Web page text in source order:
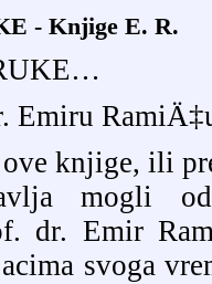
- Knjige E. R.
Emiru
knjige, ili
mogli
dr. Emir
svoga